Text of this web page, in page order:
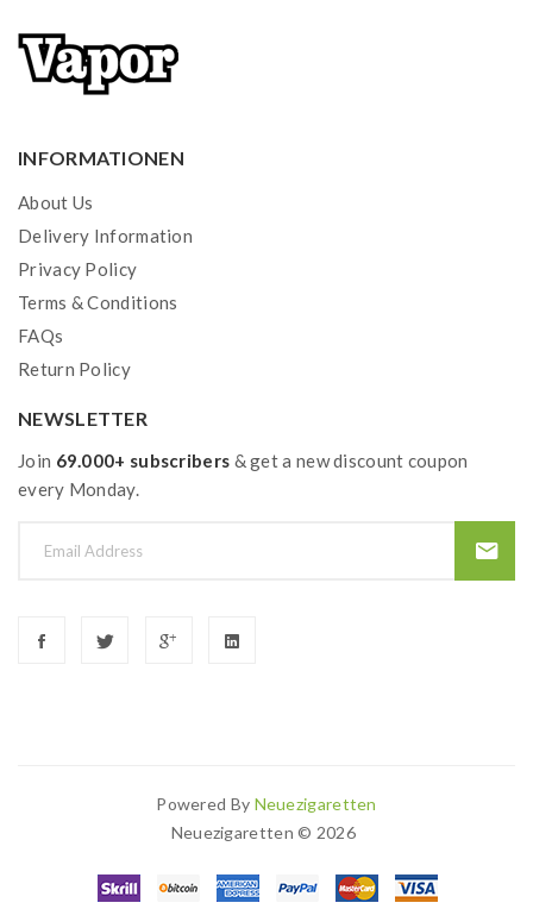
INFORMATIONEN
About Us
Delivery Information
Privacy Policy
Terms & Conditions
FAQs
Return Policy
NEWSLETTER
Join 69.000+ subscribers & get a new discount coupon
every Monday.
Powered By Neuezigaretten
Neuezigaretten © 2026